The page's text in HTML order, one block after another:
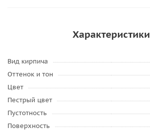
Характеристики
Вид кирпича
Оттенок и тон
Цвет
Пестрый цвет
Пустотность
Поверхность